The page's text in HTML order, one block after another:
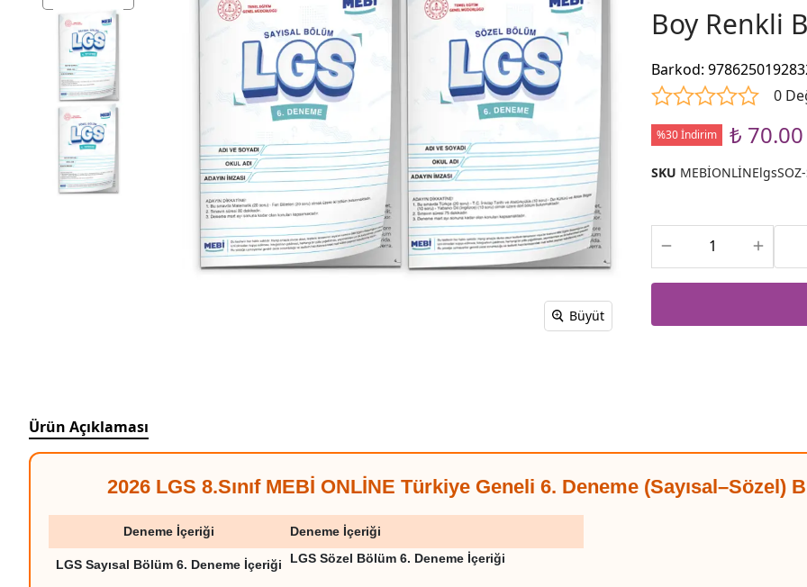
Büyüt
Boy Renkli
Barkod:
0
%30 İndirim ₺ 70.00
SKU
Ürün Açıklaması
2026 LGS 8.Sınıf MEBİ ONLİNE Türkiye Geneli 6. Deneme
Deneme İçeriği Deneme İçeriği
LGS Sayısal Bölüm 6. Deneme İçeriği LGS Sözel Bölüm 6. Deneme İçeriği